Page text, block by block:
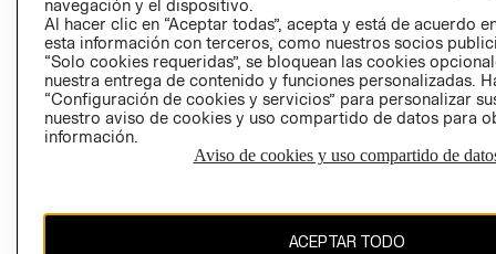
Perú (S/)
CAMBIAR REGIÓN
navegación y el dispositivo.
Al hacer clic en “Aceptar todas”, acepta y está de acuerdo
esta información con terceros, como nuestros socios
“Solo cookies requeridas”, se bloquean las cookies
nuestra entrega de contenido y funciones personalizadas.
“Configuración de cookies y servicios” para personalizar
nuestro aviso de cookies y uso compartido de datos para
información.
Aviso de cookies y uso compartido de
ACEPTAR TODO